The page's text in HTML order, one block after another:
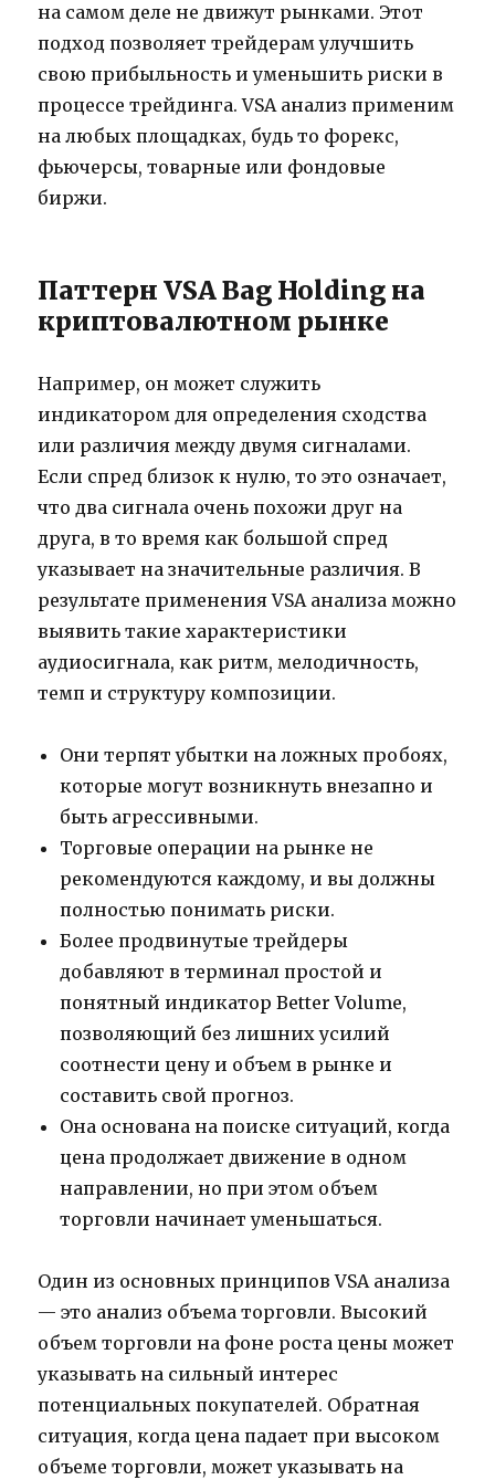
на самом деле не движут рынками. Этот
подход позволяет трейдерам улучшить
свою прибыльность и уменьшить риски в
процессе трейдинга. VSA анализ применим
на любых площадках, будь то форекс,
фьючерсы, товарные или фондовые
биржи.
Паттерн VSA Bag Holding на
криптовалютном рынке
Например, он может служить
индикатором для определения сходства
или различия между двумя сигналами.
Если спред близок к нулю, то это означает,
что два сигнала очень похожи друг на
друга, в то время как большой спред
указывает на значительные различия. В
результате применения VSA анализа можно
выявить такие характеристики
аудиосигнала, как ритм, мелодичность,
темп и структуру композиции.
Они терпят убытки на ложных пробоях,
которые могут возникнуть внезапно и
быть агрессивными.
Торговые операции на рынке не
рекомендуются каждому, и вы должны
полностью понимать риски.
Более продвинутые трейдеры
добавляют в терминал простой и
понятный индикатор Better Volume,
позволяющий без лишних усилий
соотнести цену и объем в рынке и
составить свой прогноз.
Она основана на поиске ситуаций, когда
цена продолжает движение в одном
направлении, но при этом объем
торговли начинает уменьшаться.
Один из основных принципов VSA анализа
— это анализ объема торговли. Высокий
объем торговли на фоне роста цены может
указывать на сильный интерес
потенциальных покупателей. Обратная
ситуация, когда цена падает при высоком
объеме торговли, может указывать на